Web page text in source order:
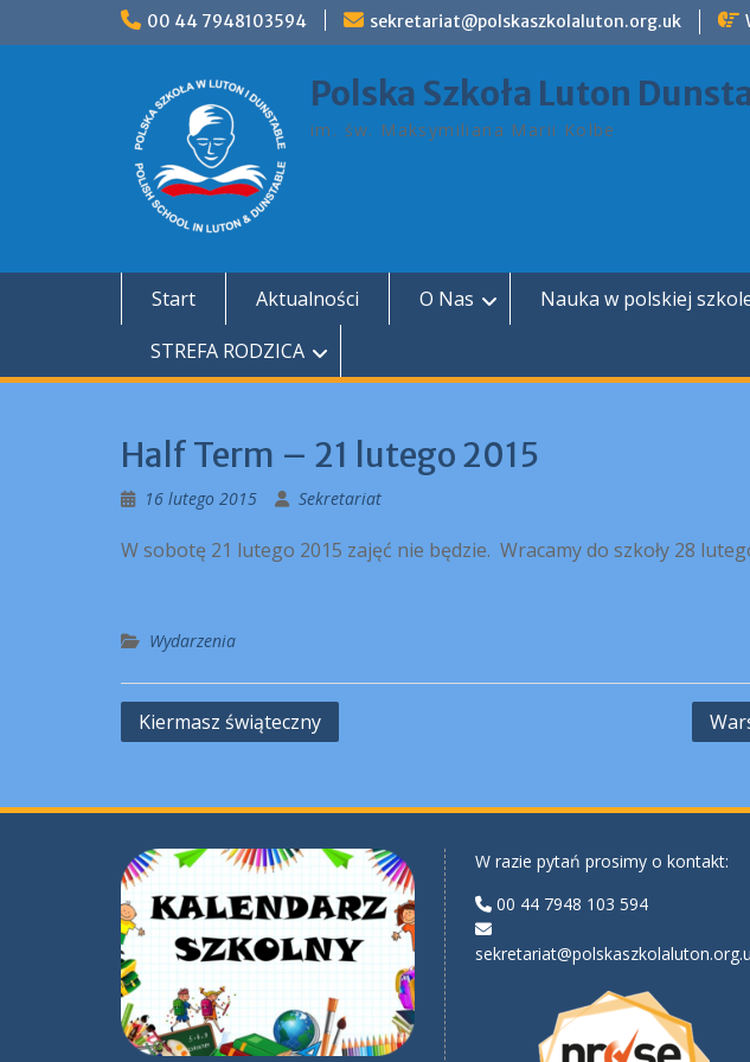
00 44 7948103594 sekretariat@polskaszkolaluton.org.uk
Polska Szkoła Luton
im. św. Maksymiliana Marii Kolbe
Start Aktualności O Nas Nauka w polskiej
STREFA RODZICA
Half Term – 21 lutego 2015
16 lutego 2015 Sekretariat
W sobotę 21 lutego 2015 zajęć nie będzie. Wracamy do szkoły 28
Wydarzenia
Nawigacja
Kiermasz świąteczny
W razie pytań prosimy o kontakt:
00 44 7948 103 594